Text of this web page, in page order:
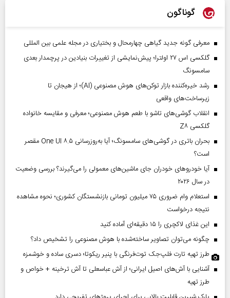
گوناگون
معرفی گونه جدید گیاهی چهارمحال و بختیاری در مجله علمی بین المللی
گلکسی اس ۲۷ اولترا؛ پیش‌نمایشی از تغییرات بنیادین در پرچمدار بعدی
سامسونگ
رشد خیره‌کننده بازار توکن‌های هوش مصنوعی (AI)؛ از هیجان تا
زیرساخت‌های واقعی
انقلاب گوشی‌های تاشو‌ با طعم هوش مصنوعی؛ معرفی و مقایسه خانواده
گلکسی Z۸
بحران باتری در گوشی‌های سامسونگ؛ آیا به‌روزرسانی One UI ۸.۵ مقصر
است؟
آیا خودروهای خودران جای ماشین‌های معمولی را می‌گیرند؟ بررسی وضعیت
در سال ۲۰۲۶
استعلام وام ضروری ۷۵ میلیون تومانی بازنشستگان کشوری؛ نحوه مشاهده
نتیجه درخواست
این غذای لاکچری را ۱۵ دقیقه‌ای آماده کنید
چگونه می‌توان تصاویر ساخته‌شده با هوش مصنوعی را تشخیص داد؟
طرز تهیه تارت فلپ‌جک توت‌فرنگی با پنیر ریکوتا؛ دسری ساده و خوشمزه
آشنایی با آش‌های اصیل ایرانی؛ از آش عباسعلی تا آش ترخینه + خواص و
طرز تهیه